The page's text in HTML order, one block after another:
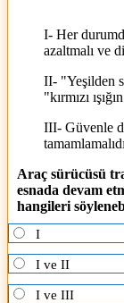
I- Her
azaltmalı ve
II- "Yeşilden
"kırmızı
III- Güvenle
Araç sürücüsü
esnada devam
hangileri
I
I ve II
I ve III